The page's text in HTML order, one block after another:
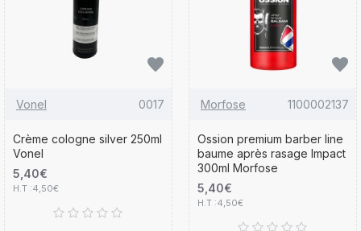
Vonel 0017
Crème cologne silver 250ml
Vonel
5,40€
H.T :4,50€
Morfose 1100002137
Ossion premium barber line
baume après rasage Impact
300ml Morfose
5,40€
H.T :4,50€